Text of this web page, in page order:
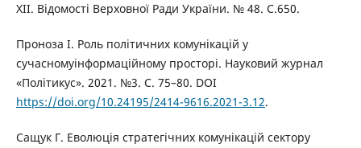
XII. Відомості Верховної Ради України. № 48. С.650.
Проноза І. Роль політичних комунікацій у
сучасномуінформаційному просторі. Науковий журнал
«Політикус». 2021. №3. С. 75–80. DOI
https://doi.org/10.24195/2414-9616.2021-3.12.
Сащук Г. Еволюція стратегічних комунікацій сектору